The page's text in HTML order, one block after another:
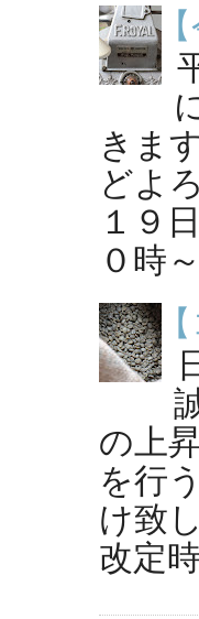
きま
どよ
１９
０時
の上
を行
け致
改定